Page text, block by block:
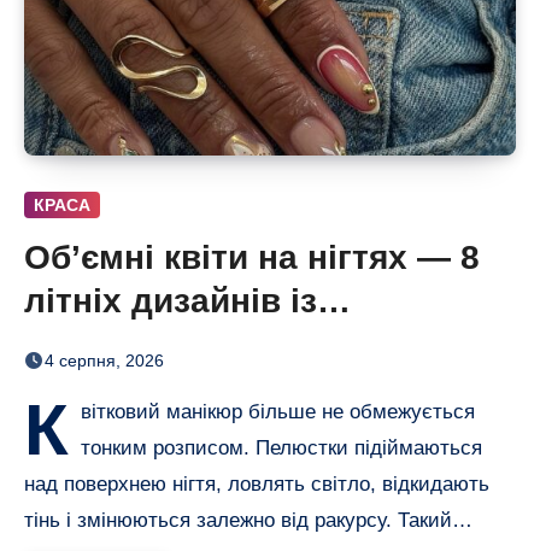
КРАСА
Об’ємні квіти на нігтях — 8
літніх дизайнів із
неймовірним 3D-ефектом
4 серпня, 2026
К
вітковий манікюр більше не обмежується
тонким розписом. Пелюстки підіймаються
над поверхнею нігтя, ловлять світло, відкидають
тінь і змінюються залежно від ракурсу. Такий…